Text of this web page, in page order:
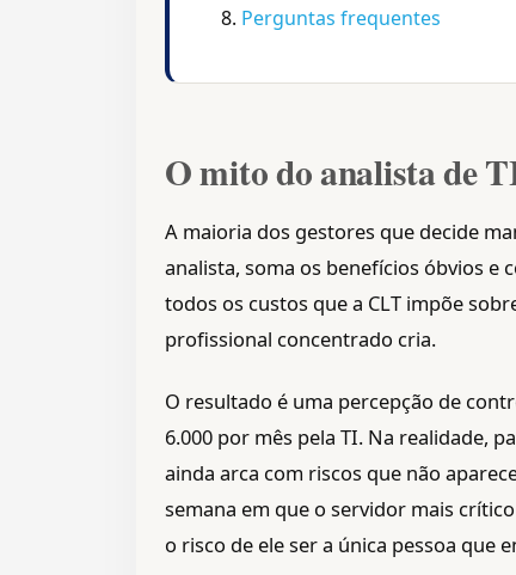
Perguntas frequentes
O mito do analista de
A maioria dos gestores que decide
analista, soma os benefícios óbvios e
todos os custos que a CLT impõe
profissional concentrado cria.
O resultado é uma percepção de
6.000 por mês pela TI. Na realidade,
ainda arca com riscos que não
semana em que o servidor mais
o risco de ele ser a única pessoa que